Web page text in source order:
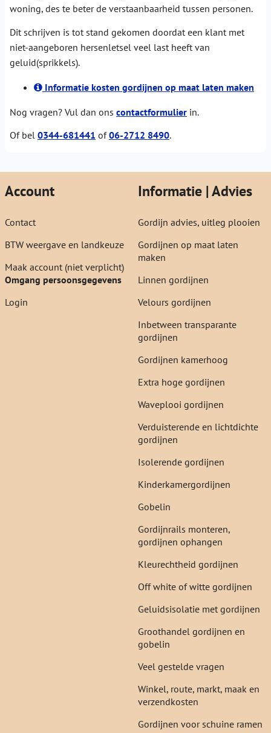
woning, des te beter de verstaanbaarheid tussen personen.
Dit schrijven is tot stand gekomen doordat een klant met
niet-aangeboren hersenletsel veel last heeft van
geluid(sprikkels).
Informatie kosten gordijnen op maat laten maken
Nog vragen? Vul dan ons contactformulier in.
Of bel 0344-681441 of06-2712 8490.
Account
Contact
BTW weergave en landkeuze
Maak account (niet verplicht)
Omgang persoonsgegevens
Login
Informatie | Advies
Gordijn advies, uitleg plooien
Gordijnen op maat laten
maken
Linnen gordijnen
Velours gordijnen
Inbetween transparante
gordijnen
Gordijnen kamerhoog
Extra hoge gordijnen
Waveplooi gordijnen
Verduisterende en lichtdichte
gordijnen
Isolerende gordijnen
Kinderkamergordijnen
Gobelin
Gordijnrails monteren,
gordijnen ophangen
Kleurechtheid gordijnen
Off white of witte gordijnen
Geluidsisolatie met gordijnen
Groothandel gordijnen en
gobelin
Veel gestelde vragen
Winkel, route, markt, maak en
verzendkosten
Gordijnen voor schuine ramen